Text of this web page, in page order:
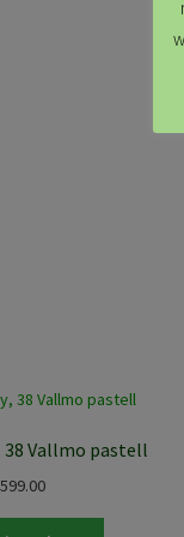
Vallmo pastell